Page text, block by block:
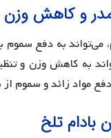
مدر و کاهش وزن
به دفع سموم
به کاهش وزن و
مواد زائد و سموم
تلخ